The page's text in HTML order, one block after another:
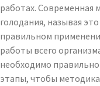
работах. Современная
голодания, называя
правильном
работы всего
необходимо
этапы, чтобы